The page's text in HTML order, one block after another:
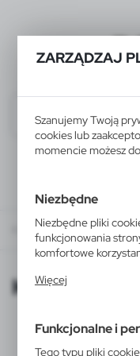
ZARZĄDZAJ
Szanujemy Twoją
cookies lub
momencie możesz
Niezbędne
Niezbędne pliki
funkcjonowania
komfortowe
działania w celu
korzystasz, może
Więcej
Funkcjonalne i
Tego typu pliki
KATALOGI ONLINE
KATALOGI